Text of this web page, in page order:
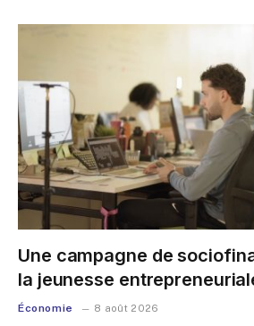
Une campagne de
la jeunesse
Économie 8 août 2026